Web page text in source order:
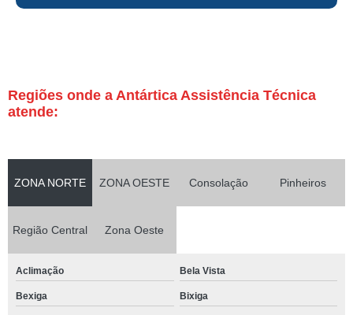
Regiões onde a Antártica Assistência Técnica
atende:
ZONA NORTE ZONA OESTE Consolação Pinheiros
Região Central Zona Oeste
Aclimação Bela Vista
Bexiga Bixiga